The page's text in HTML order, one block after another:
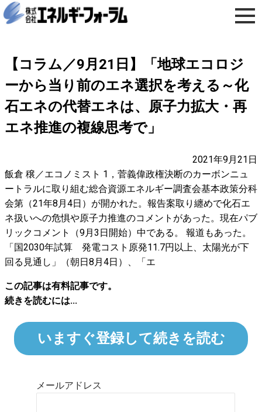
【コラム／9月21日】「地球エコロジ
ーから当り前のエネ選択を考える～化
石エネの代替エネは、原子力拡大・再
エネ推進の複線思考で」
2021年9月21日
飯倉 穣／エコノミスト 1，菅義偉政権決断のカーボンニュ
ートラルに取り組む総合資源エネルギー調査会基本政策分科
会第（21年8月4日）が開かれた。報告案取り纏めで化石エ
ネ扱いへの危惧や原子力推進のコメントがあった。現在パブ
リックコメント（9月3日開始）中である。 報道もあった。
「国2030年試算 発電コスト原発11.7円以上、太陽光が下
回る見通し」（朝日8月4日）、「エ
この記事は有料記事です。
続きを読むには...
いますぐ登録して続きを読む
メールアドレス